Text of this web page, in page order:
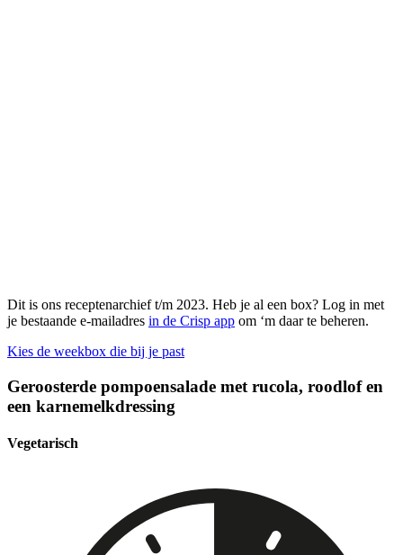
Dit is ons receptenarchief t/m 2023. Heb je al een box? Log in met
je bestaande e-mailadres in de Crisp app om ‘m daar te beheren.
Kies de weekbox die bij je past
Geroosterde pompoensalade met rucola, roodlof en
een karnemelkdressing
Vegetarisch